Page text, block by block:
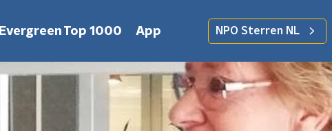
Evergreen Top 1000 App NPO Sterren NL